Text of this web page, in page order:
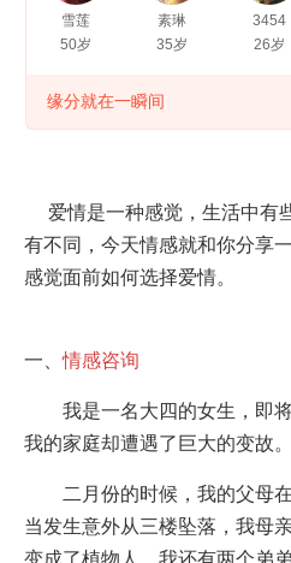
雪莲
50岁
素琳
35岁
3454
26岁
缘分就在一瞬间
爱情是一种感觉，生活中有
有不同，今天情感就和你分享
感觉面前如何选择爱情。
一、情感咨询
我是一名大四的女生，即将
我的家庭却遭遇了巨大的变故。
二月份的时候，我的父母在
当发生意外从三楼坠落，我母
变成了植物人，我还有两个弟